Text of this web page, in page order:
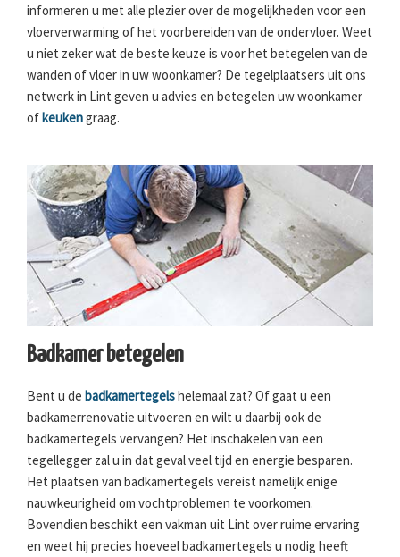
informeren u met alle plezier over de mogelijkheden voor een
vloerverwarming of het voorbereiden van de ondervloer. Weet
u niet zeker wat de beste keuze is voor het betegelen van de
wanden of vloer in uw woonkamer? De tegelplaatsers uit ons
netwerk in Lint geven u advies en betegelen uw woonkamer
of keukengraag.
Badkamer betegelen
Bent u de badkamertegelshelemaal zat? Of gaat u een
badkamerrenovatie uitvoeren en wilt u daarbij ook de
badkamertegels vervangen? Het inschakelen van een
tegellegger zal u in dat geval veel tijd en energie besparen.
Het plaatsen van badkamertegels vereist namelijk enige
nauwkeurigheid om vochtproblemen te voorkomen.
Bovendien beschikt een vakman uit Lint over ruime ervaring
en weet hij precies hoeveel badkamertegels u nodig heeft